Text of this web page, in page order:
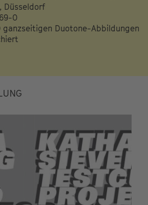
0
Duotone-Abbildungen